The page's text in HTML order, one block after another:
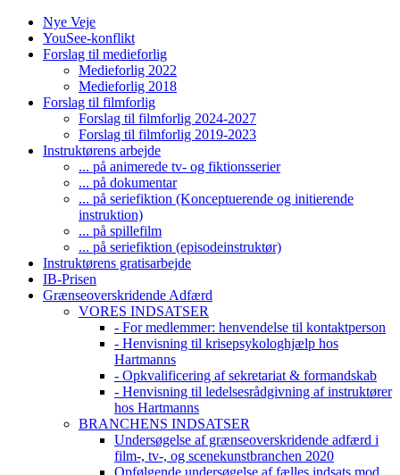
Nye Veje
YouSee-konflikt
Forslag til medieforlig
Medieforlig 2022
Medieforlig 2018
Forslag til filmforlig
Forslag til filmforlig 2024-2027
Forslag til filmforlig 2019-2023
Instruktørens arbejde
... på animerede tv- og fiktionsserier
... på dokumentar
... på seriefiktion (Konceptuerende og initierende
instruktion)
... på spillefilm
... på seriefiktion (episodeinstruktør)
Instruktørens gratisarbejde
IB-Prisen
Grænseoverskridende Adfærd
VORES INDSATSER
- For medlemmer: henvendelse til kontaktperson
- Henvisning til krisepsykologhjælp hos
Hartmanns
- Opkvalificering af sekretariat & formandskab
- Henvisning til ledelsesrådgivning af instruktører
hos Hartmanns
BRANCHENS INDSATSER
Undersøgelse af grænseoverskridende adfærd i
film-, tv-, og scenekunstbranchen 2020
Opfølgende undersøgelse af fælles indsats mod